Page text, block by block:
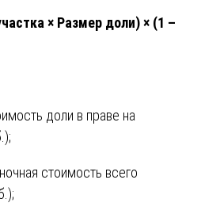
× Размер доли) × (1 –
доли в праве на
стоимость всего